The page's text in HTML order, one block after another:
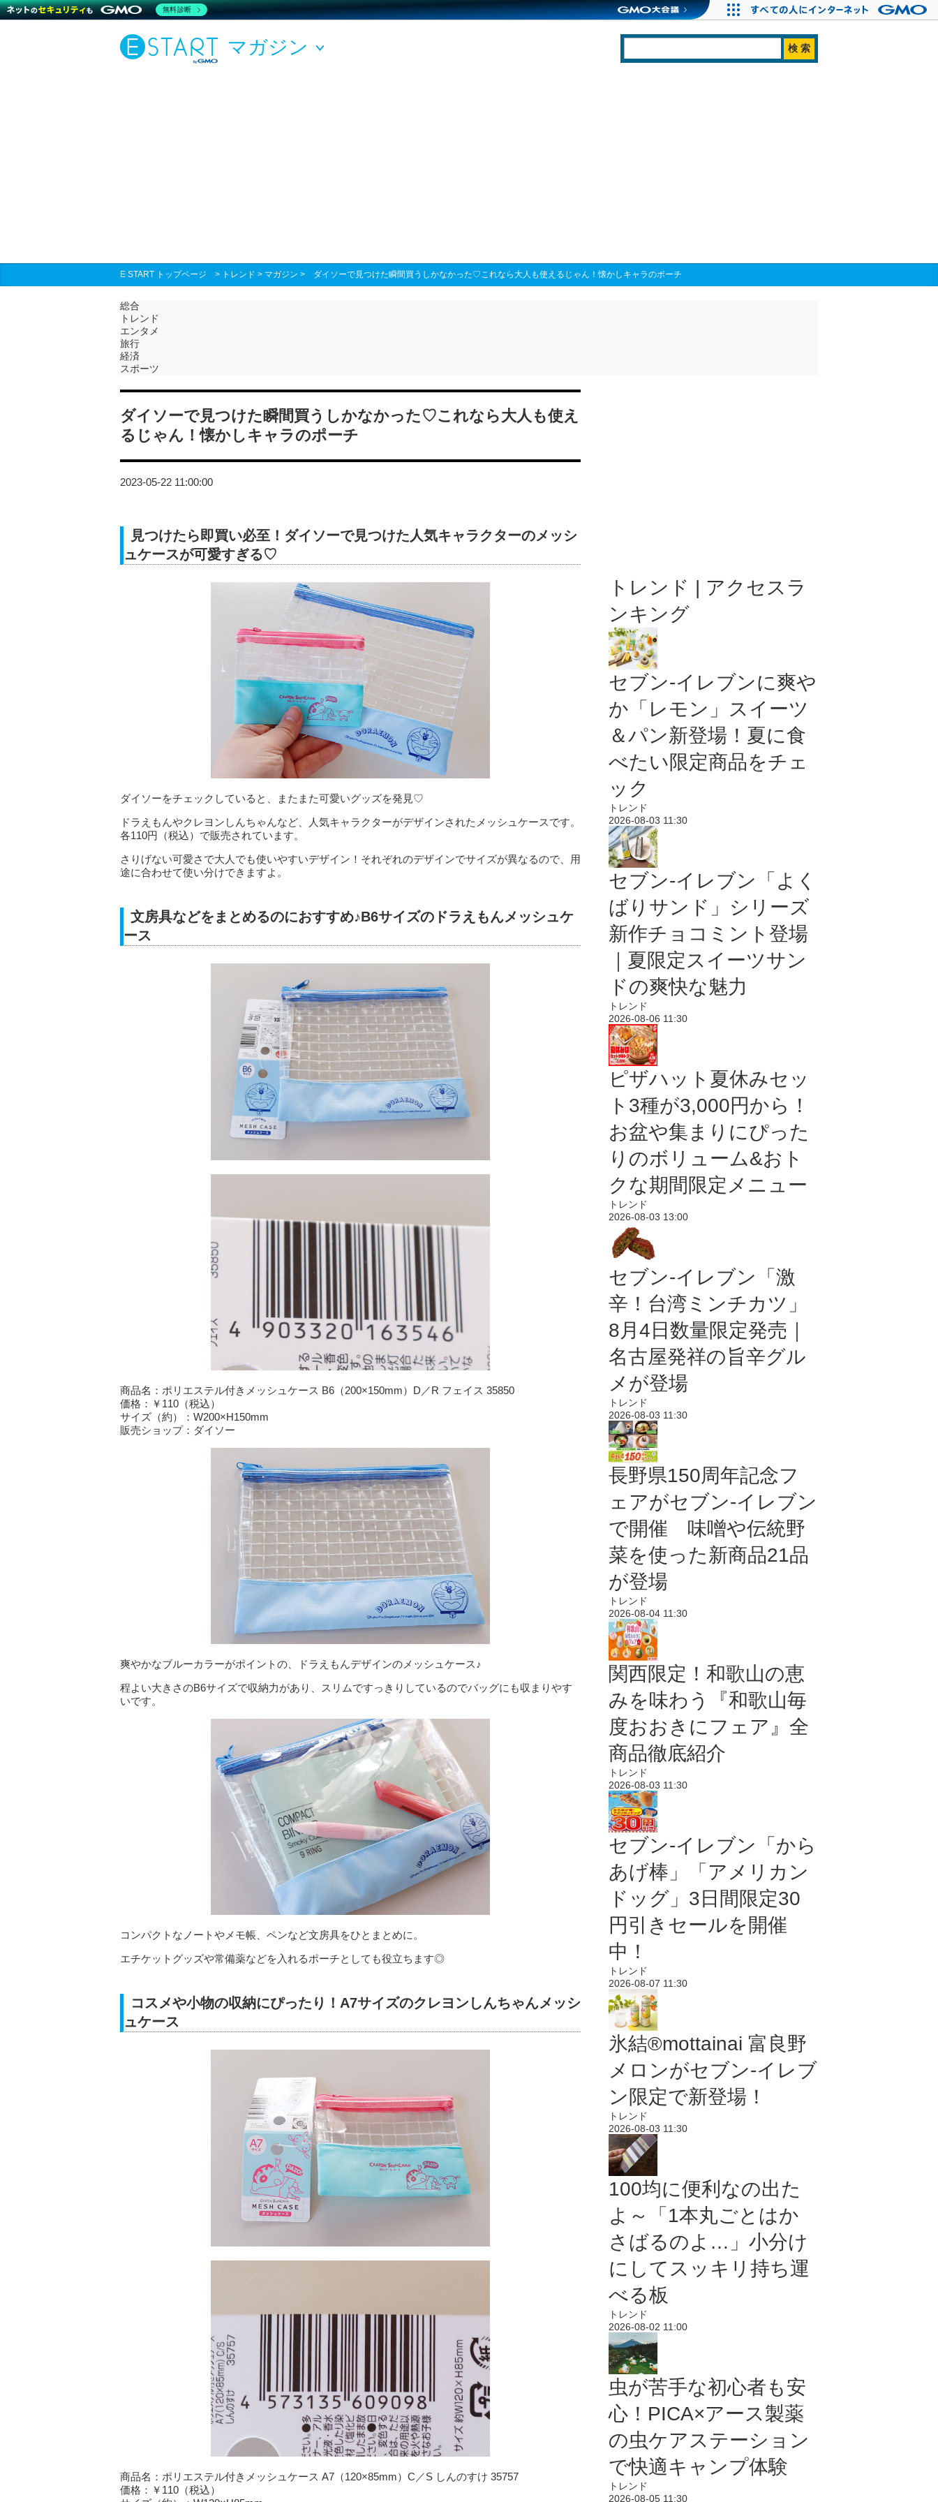
マガジン
E START トップページ > トレンド > マガジン > ダイソーで見つけた瞬間買うしかなかった♡これなら大人も使えるじゃん！懐かしキャラのポーチ
総合
トレンド
エンタメ
旅行
経済
スポーツ
ダイソーで見つけた瞬間買うしかなかった♡これなら大人も使え
るじゃん！懐かしキャラのポーチ
2023-05-22 11:00:00
見つけたら即買い必至！ダイソーで見つけた人気キャラクターのメッシ
ュケースが可愛すぎる♡
ダイソーをチェックしていると、またまた可愛いグッズを発見♡
ドラえもんやクレヨンしんちゃんなど、人気キャラクターがデザインされたメッシュケースです。
各110円（税込）で販売されています。
さりげない可愛さで大人でも使いやすいデザイン！それぞれのデザインでサイズが異なるので、用
途に合わせて使い分けできますよ。
文房具などをまとめるのにおすすめ♪B6サイズのドラえもんメッシュケ
ース
商品名：ポリエステル付きメッシュケース B6（200×150mm）D／R フェイス 35850
価格：￥110（税込）
サイズ（約）：W200×H150mm
販売ショップ：ダイソー
爽やかなブルーカラーがポイントの、ドラえもんデザインのメッシュケース♪
程よい大きさのB6サイズで収納力があり、スリムですっきりしているのでバッグにも収まりやす
いです。
コンパクトなノートやメモ帳、ペンなど文房具をひとまとめに。
エチケットグッズや常備薬などを入れるポーチとしても役立ちます◎
コスメや小物の収納にぴったり！A7サイズのクレヨンしんちゃんメッシ
ュケース
商品名：ポリエステル付きメッシュケース A7（120×85mm）C／S しんのすけ 35757
価格：￥110（税込）
トレンド | アクセスラ
ンキング
セブン‐イレブンに爽や
か「レモン」スイーツ
＆パン新登場！夏に食
べたい限定商品をチェ
ック
トレンド
2026-08-03 11:30
セブン‐イレブン「よく
ばりサンド」シリーズ
新作チョコミント登場
｜夏限定スイーツサン
ドの爽快な魅力
トレンド
2026-08-06 11:30
ピザハット夏休みセッ
ト3種が3,000円から！
お盆や集まりにぴった
りのボリューム&おト
クな期間限定メニュー
トレンド
2026-08-03 13:00
セブン-イレブン「激
辛！台湾ミンチカツ」
8月4日数量限定発売｜
名古屋発祥の旨辛グル
メが登場
トレンド
2026-08-03 11:30
長野県150周年記念フ
ェアがセブン-イレブン
で開催 味噌や伝統野
菜を使った新商品21品
が登場
トレンド
2026-08-04 11:30
関西限定！和歌山の恵
みを味わう『和歌山毎
度おおきにフェア』全
商品徹底紹介
トレンド
2026-08-03 11:30
セブン‐イレブン「から
あげ棒」「アメリカン
ドッグ」3日間限定30
円引きセールを開催
中！
トレンド
2026-08-07 11:30
氷結®mottainai 富良野
メロンがセブン‐イレブ
ン限定で新登場！
トレンド
2026-08-03 11:30
100均に便利なの出た
よ～「1本丸ごとはか
さばるのよ…」小分け
にしてスッキリ持ち運
べる板
トレンド
2026-08-02 11:00
虫が苦手な初心者も安
心！PICA×アース製薬
の虫ケアステーション
で快適キャンプ体験
トレンド
2026-08-05 11:30
無料診断